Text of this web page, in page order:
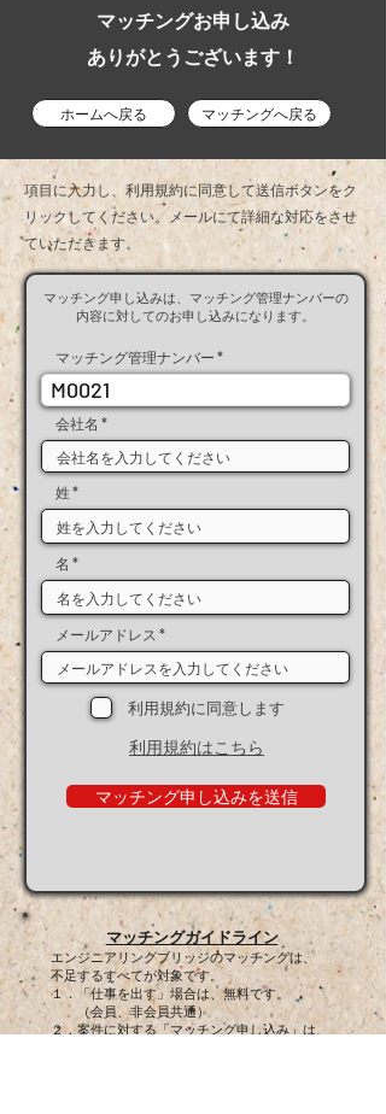
マッチングお申し込み
ありがとうございます！
ホームへ戻る マッチングへ戻る
項目に入力し、利用規約に同意して送信ボタンをク
リックしてください。メールにて​詳細な対応をさせ
ていただきます。
マッチング申し込みは、マッチング管理ナンバーの
内容に対してのお申し込みになります。
マッチング管理ナンバー
M0021
会社名
姓
名
メールアドレス
利用規約に同意します
利用規約はこちら
マッチング申し込みを送信
マッチングガイドライン
エンジニアリングブリッジのマッチングは、
不足するすべてが対象です。
１．「仕事を出す」場合は、無料です。
（会員、非会員共通）
２．案件に対する「マッチング申し込み」は、